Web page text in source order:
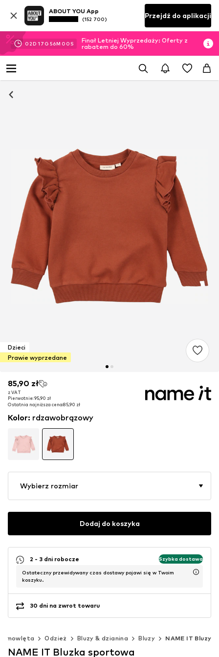
ABOUT YOU App
(152 700) Przejdź do aplikacji
02D 17 G 55M 59S
Finał Letniej Wyprzedaży: Oferty z
rabatem do 60%
Dzieci
Prawie wyprzedane
85,90 zł
z VAT
Pierwotnie: 95,90 zł
Ostatnia najniższa cena:85,90 zł
85,90 zł
z VAT
Pierwotnie: 95,90 zł
Ostatnia najniższa cena:85,90 zł
Kolor: rdzawobrązowy
Wybierz rozmiar
Dodaj do koszyka
2 - 3 dni robocze Szybka dostawa
Ostateczny przewidywany czas dostawy pojawi się w Twoim
koszyku.
30 dni na zwrot towaru
Odzież Bluzy & dzianina Bluzy NAME IT Bluzy
NAME IT Bluzka sportowa